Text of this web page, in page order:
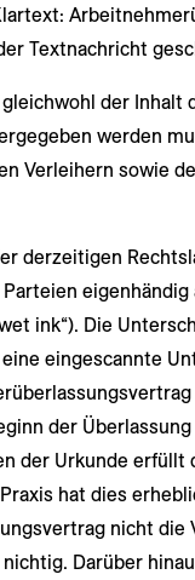
Textnachricht
der Inhalt
werden
Verleihern sowie
derzeitigen
ink“). Die
eingescannte
der
der Urkunde
hat dies
nicht
Darüber